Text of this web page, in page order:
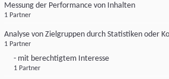
Messung der Performance von Inhalten
1 Partner
Analyse von Zielgruppen durch Statistiken oder
1 Partner
- mit berechtigtem Interesse
1 Partner